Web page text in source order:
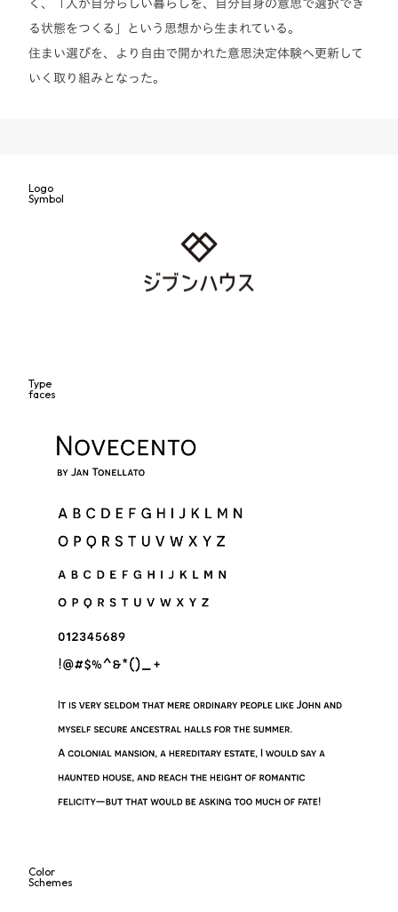
く、「人が自分らしい暮らしを、自分自身の意思で選択でき
る状態をつくる」という思想から生まれている。
住まい選びを、より自由で開かれた意思決定体験へ更新して
いく取り組みとなった。
Logo
Symbol
Type
faces
Color
Schemes